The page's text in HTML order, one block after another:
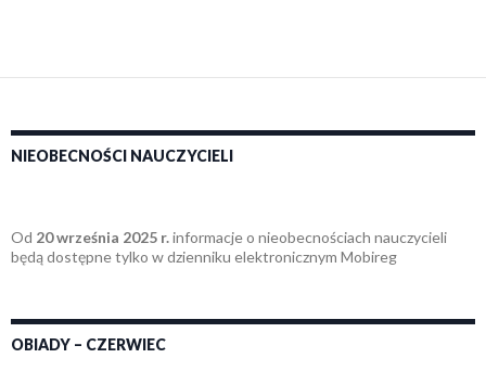
NIEOBECNOŚCI NAUCZYCIELI
Od 20 września 2025 r.informacje o nieobecnościach nauczycieli
będą dostępne tylko w dzienniku elektronicznym Mobireg
OBIADY – CZERWIEC